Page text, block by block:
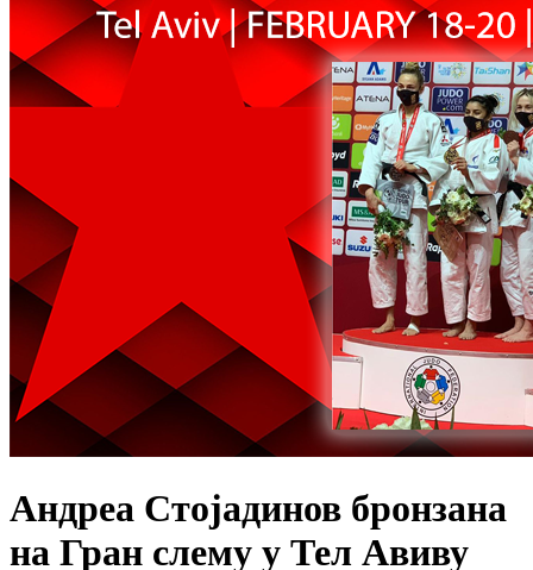
Андреа Стојадинов бронзана
на Гран слему у Тел Авиву